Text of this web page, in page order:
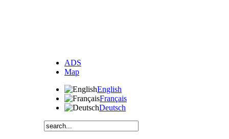
ADS
Map
English
Français
Deutsch